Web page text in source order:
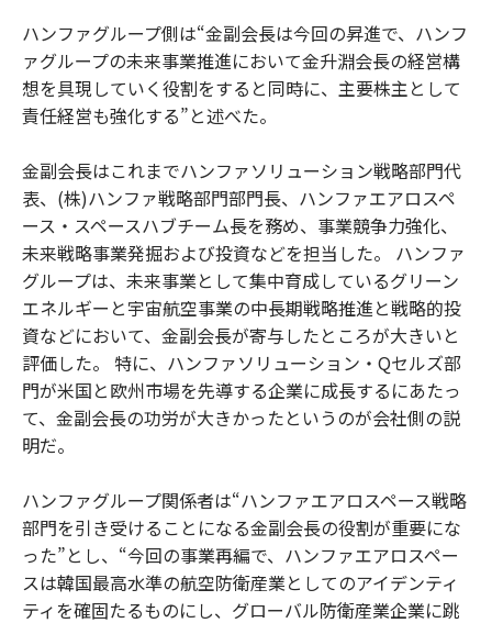
ハンファグループ側は“金副会長は今回の昇進で、ハンフ
ァグループの未来事業推進において金升淵会長の経営構
想を具現していく役割をすると同時に、主要株主として
責任経営も強化する”と述べた。
金副会長はこれまでハンファソリューション戦略部門代
表、(株)ハンファ戦略部門部門長、ハンファエアロスペ
ース・スペースハブチーム長を務め、事業競争力強化、
未来戦略事業発掘および投資などを担当した。 ハンファ
グループは、未来事業として集中育成しているグリーン
エネルギーと宇宙航空事業の中長期戦略推進と戦略的投
資などにおいて、金副会長が寄与したところが大きいと
評価した。 特に、ハンファソリューション・Qセルズ部
門が米国と欧州市場を先導する企業に成長するにあたっ
て、金副会長の功労が大きかったというのが会社側の説
明だ。
ハンファグループ関係者は“ハンファエアロスペース戦略
部門を引き受けることになる金副会長の役割が重要にな
った”とし、“今回の事業再編で、ハンファエアロスペー
スは韓国最高水準の航空防衛産業としてのアイデンティ
ティを確固たるものにし、グローバル防衛産業企業に跳